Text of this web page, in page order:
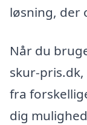
løsning, der
Når du
skur-
fra
dig